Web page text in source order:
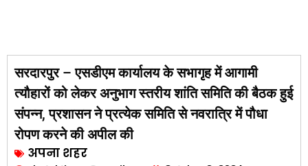
सरदारपुर – एसडीएम कार्यालय के सभागृह में आगामी
त्यौहारों को लेकर अनुभाग स्तरीय शांति समिति की बैठक हुई
संपन्न, प्रशासन ने प्रत्येक समिति से नवरात्रि में पौधा
रोपण करने की अपील की
अपना शहर